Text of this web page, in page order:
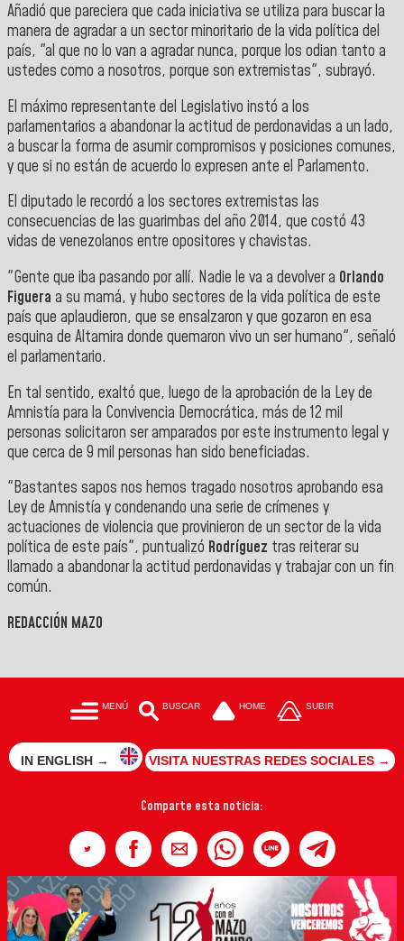
Añadió que pareciera que cada iniciativa se utiliza para buscar la
manera de agradar a un sector minoritario de la vida política del
país, "al que no lo van a agradar nunca, porque los odian tanto a
ustedes como a nosotros, porque son extremistas", subrayó.
El máximo representante del Legislativo instó a los
parlamentarios a abandonar la actitud de perdonavidas a un lado,
a buscar la forma de asumir compromisos y posiciones comunes,
y que si no están de acuerdo lo expresen ante el Parlamento.
El diputado le recordó a los sectores extremistas las
consecuencias de las guarimbas del año 2014, que costó 43
vidas de venezolanos entre opositores y chavistas.
"Gente que iba pasando por allí. Nadie le va a devolver a Orlando
Figuera a su mamá, y hubo sectores de la vida política de este
país que aplaudieron, que se ensalzaron y que gozaron en esa
esquina de Altamira donde quemaron vivo un ser humano", señaló
el parlamentario.
En tal sentido, exaltó que, luego de la aprobación de la Ley de
Amnistía para la Convivencia Democrática, más de 12 mil
personas solicitaron ser amparados por este instrumento legal y
que cerca de 9 mil personas han sido beneficiadas.
"Bastantes sapos nos hemos tragado nosotros aprobando esa
Ley de Amnistía y condenando una serie de crímenes y
actuaciones de violencia que provinieron de un sector de la vida
política de este país", puntualizó Rodríguez tras reiterar su
llamado a abandonar la actitud perdonavidas y trabajar con un fin
común.
REDACCIÓN MAZO
MENÚ BUSCAR HOME SUBIR
IN ENGLISH → VISITA NUESTRAS REDES SOCIALES →
Comparte esta noticia: